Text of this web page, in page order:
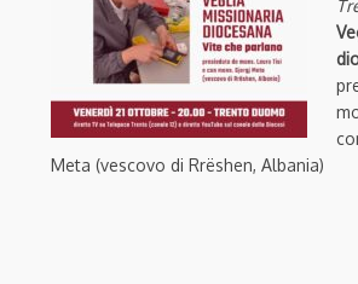
Meta (vescovo di Rrëshen, Albania)